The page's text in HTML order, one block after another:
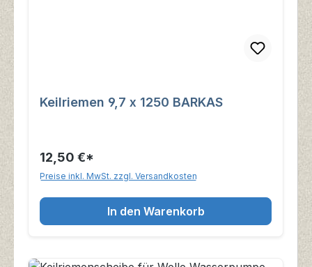
Keilriemen 9,7 x 1250 BARKAS
12,50 €*
Preise inkl. MwSt. zzgl. Versandkosten
In den Warenkorb